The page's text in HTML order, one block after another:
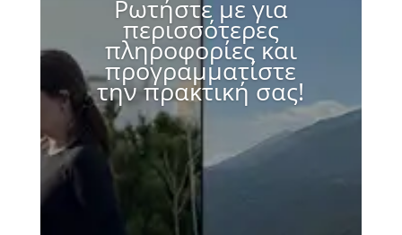
Ρωτήστε με για
περισσότερες
πληροφορίες και
προγραμματίστε
την πρακτική σας!